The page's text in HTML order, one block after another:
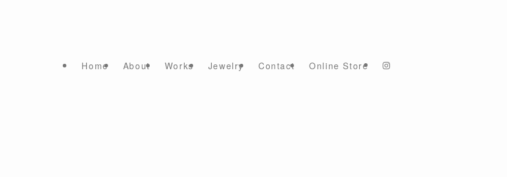
Home About Works Jewelry Contact Online Store